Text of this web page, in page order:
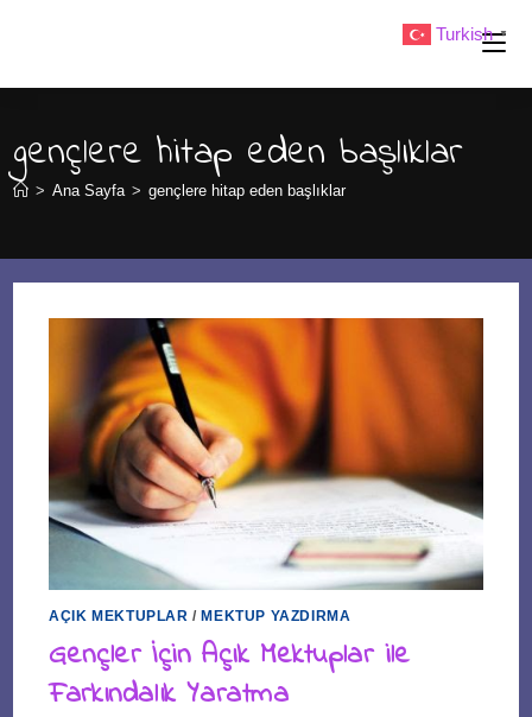
gençlere hitap eden başlıklar
> Ana Sayfa > gençlere hitap eden başlıklar
AÇIK MEKTUPLAR / MEKTUP YAZDIRMA
Gençler İçin Açık Mektuplar ile
Farkındalık Yaratma
Turkish ▼